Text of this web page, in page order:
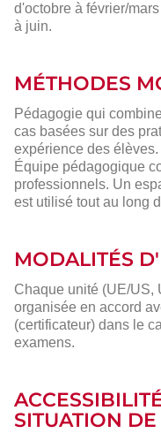
d'octobre à février/
à juin.
MÉTHODES
Pédagogie qui
cas basées sur des
expérience des élèves.
Équipe pédagogique
professionnels. Un
est utilisé tout au long
MODALITÉS
Chaque unité (UE/US,
organisée en accord
(certificateur) dans le
examens.
SITUATION